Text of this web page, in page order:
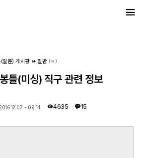
(질문) 게시판 일반 ( )
틀(미싱) 직구 관련 정보
- 09:14 4635 15